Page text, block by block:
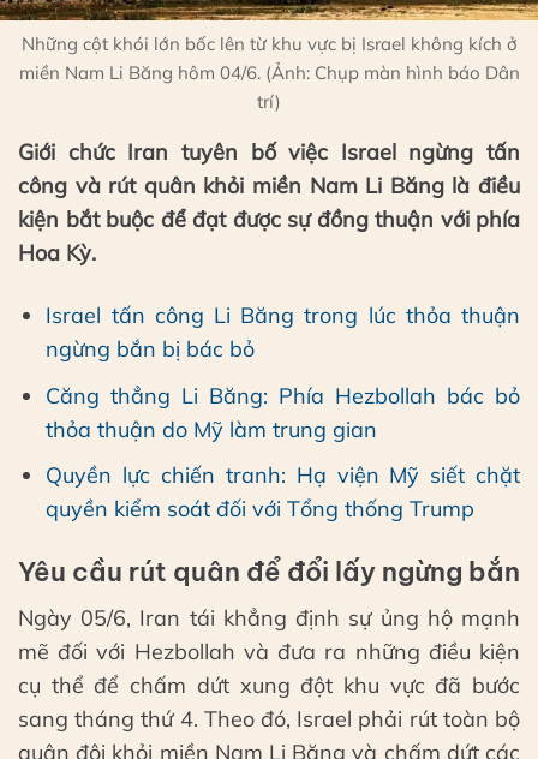
Những cột khói lớn bốc lên từ khu vực bị Israel không kích ở
miền Nam Li Băng hôm 04/6. (Ảnh: Chụp màn hình báo Dân
trí)
Giới chức Iran tuyên bố việc Israel ngừng tấn
công và rút quân khỏi miền Nam Li Băng là điều
kiện bắt buộc để đạt được sự đồng thuận với phía
Hoa Kỳ.
Israel tấn công Li Băng trong lúc thỏa thuận
ngừng bắn bị bác bỏ
Căng thẳng Li Băng: Phía Hezbollah bác bỏ
thỏa thuận do Mỹ làm trung gian
Quyền lực chiến tranh: Hạ viện Mỹ siết chặt
quyền kiểm soát đối với Tổng thống Trump
Yêu cầu rút quân để đổi lấy ngừng bắn
Ngày 05/6, Iran tái khẳng định sự ủng hộ mạnh
mẽ đối với Hezbollah và đưa ra những điều kiện
cụ thể để chấm dứt xung đột khu vực đã bước
sang tháng thứ 4. Theo đó, Israel phải rút toàn bộ
quân đội khỏi miền Nam Li Băng và chấm dứt các